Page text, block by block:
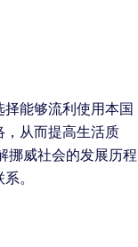
能够流利使用本国
，从而提高生活质
挪威社会的发展历程
。